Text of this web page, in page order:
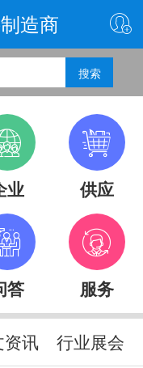
造商
搜索
业 供应
答 服务
资讯 行业展会